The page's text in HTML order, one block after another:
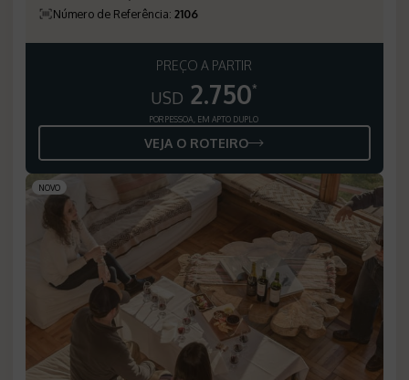
Número de Referência: 2106
PREÇO A PARTIR
USD 2.750*
POR PESSOA, EM APTO DUPLO
VEJA O ROTEIRO
NOVO